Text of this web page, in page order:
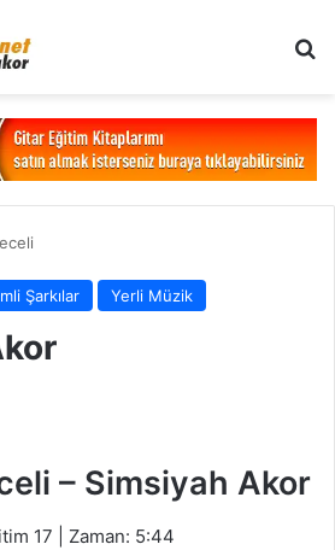
Şarkılar Yerli Müzik
– Simsiyah Akor
17 | Zaman: 5:44